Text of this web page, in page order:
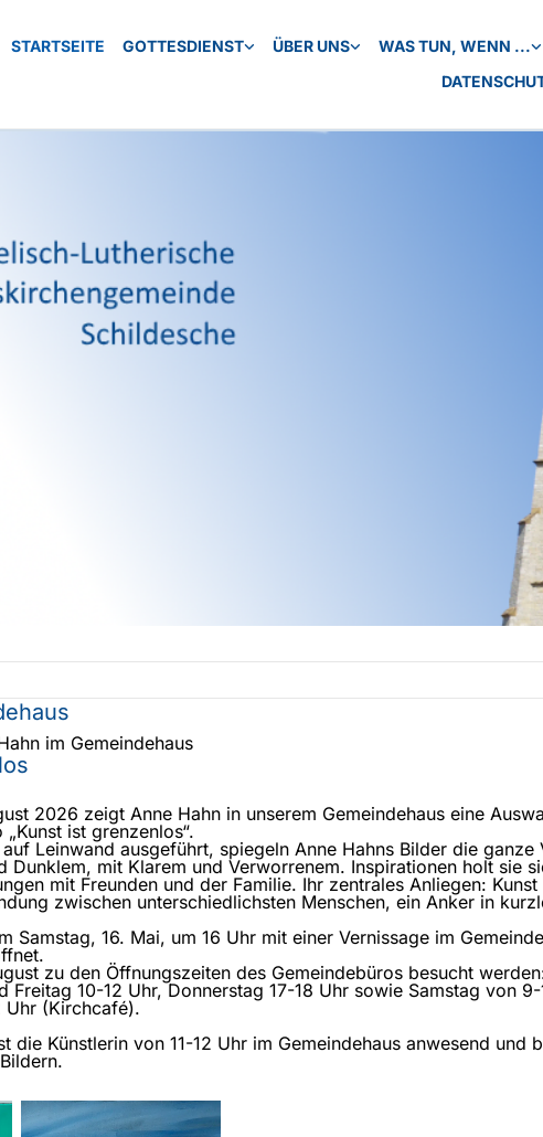
STARTSEITE GOTTESDIENST ÜBER UNS WAS TUN, WENN ...
im Gemeindehaus
2026 zeigt Anne Hahn in unserem Gemeindehaus eine
ist grenzenlos“.
Leinwand ausgeführt, spiegeln Anne Hahns Bilder die ganze
Dunklem, mit Klarem und Verworrenem. Inspirationen holt sie
mit Freunden und der Familie. Ihr zentrales Anliegen:
zwischen unterschiedlichsten Menschen, ein Anker in
Samstag, 16. Mai, um 16 Uhr mit einer Vernissage im
zu den Öffnungszeiten des Gemeindebüros besucht
Freitag 10-12 Uhr, Donnerstag 17-18 Uhr sowie Samstag von
Uhr (Kirchcafé).
die Künstlerin von 11-12 Uhr im Gemeindehaus anwesend und